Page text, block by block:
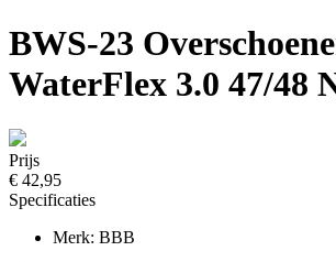
BWS-23
WaterFlex 3.0 47/48
Prijs
€ 42,95
Specificaties
Merk: BBB